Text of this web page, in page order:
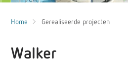
Home Gerealiseerde projecten
Walker